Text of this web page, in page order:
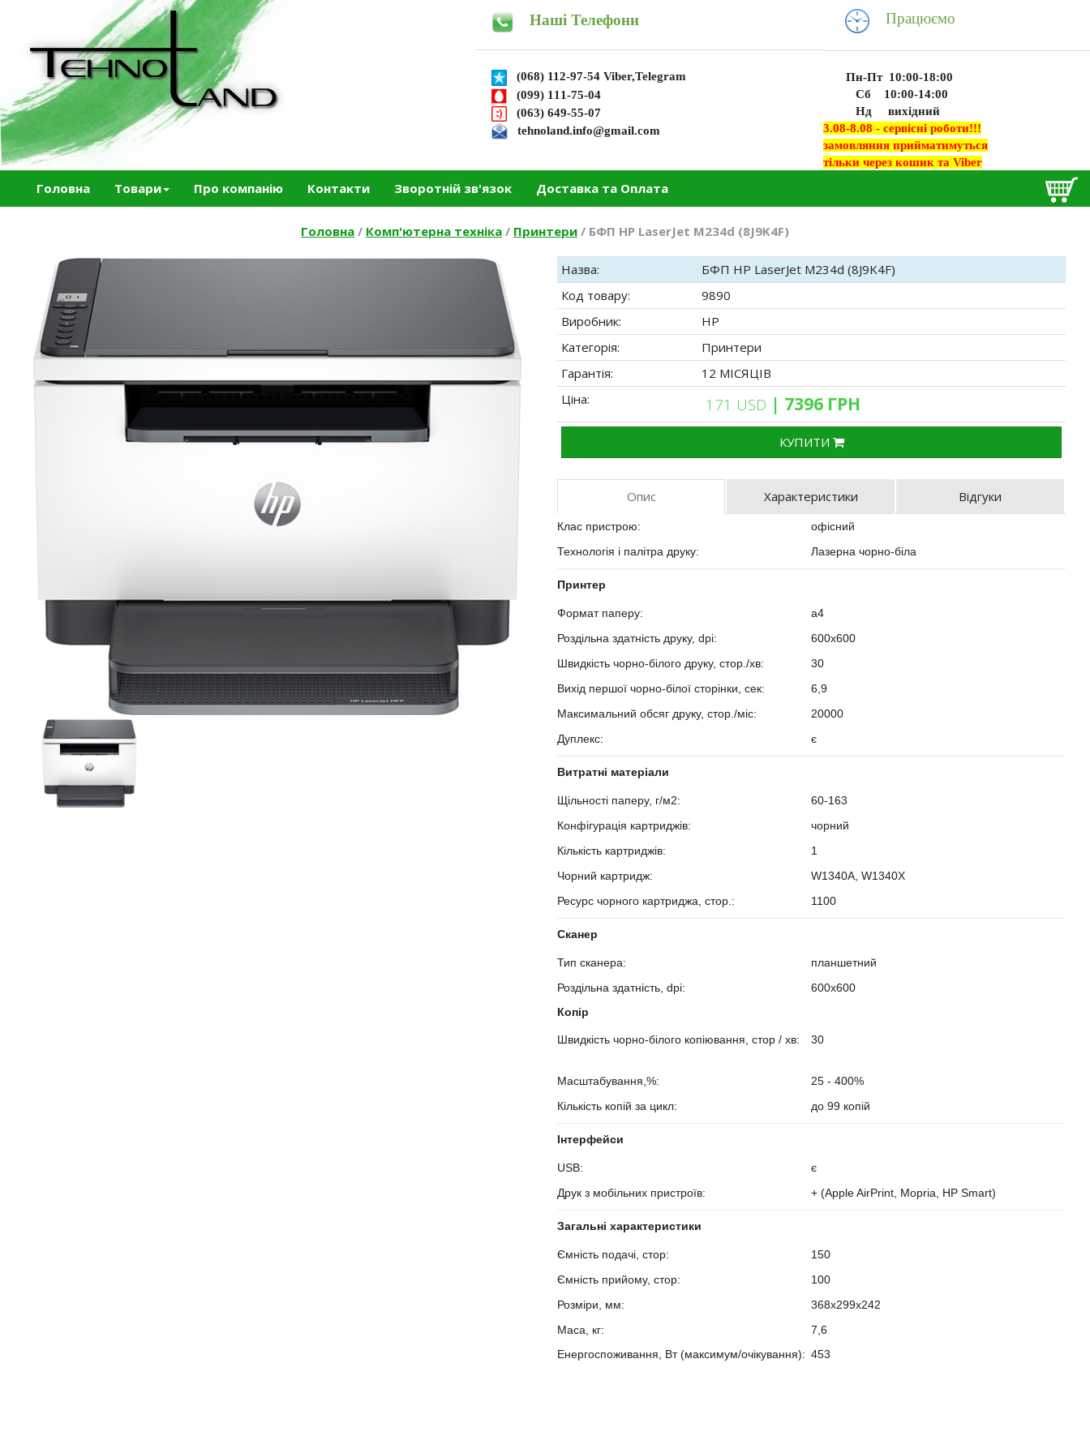
Наші Телефони
(068) 112-97-54 Viber,Telegram
(099) 111-75-04
(063) 649-55-07
tehnoland.info@gmail.com
Працюємо
Пн-Пт 10:00-18:00
Сб 10:00-14:00
Нд вихідний
3.08-8.08 - сервісні роботи!!!
замовляння прийматимуться
тільки через кошик та Viber
Головна Товари Про компанію Контакти Зворотній зв'язок Доставка та Оплата
Головна / Комп'ютерна техніка / Принтери / БФП HP LaserJet M234d (8J9K4F)
Назва:
БФП HP LaserJet M234d (8J9K4F)
Код товару:
9890
Виробник:
HP
Категорія:
Принтери
Гарантія:
12 МІСЯЦІВ
Ціна:
171 USD | 7396 ГРН
КУПИТИ
Опис Характеристики Відгуки
Клас пристрою:
офісний
Технологія і палітра друку:
Лазерна чорно-біла
Принтер
Формат паперу:
a4
Роздільна здатність друку, dpi:
600х600
Швидкість чорно-білого друку, стор./хв:
30
Вихід першої чорно-білої сторінки, сек:
6,9
Максимальний обсяг друку, стор./міс:
20000
Дуплекс:
є
Витратні матеріали
Щільності паперу, г/м2:
60-163
Конфігурація картриджів:
чорний
Кількість картриджів:
1
Чорний картридж:
W1340A, W1340X
Ресурс чорного картриджа, стор.:
1100
Сканер
Тип сканера:
планшетний
Роздільна здатність, dpi:
600х600
Копір
Швидкість чорно-білого копіювання, стор / хв: 30
Масштабування,%:
25 - 400%
Кількість копій за цикл:
до 99 копій
Інтерфейси
USB:
є
Друк з мобільних пристроїв:
+ (Apple AirPrint, Mopria, HP Smart)
Загальні характеристики
Ємність подачі, стор:
150
Ємність прийому, стор:
100
Розміри, мм:
368x299x242
Маса, кг:
7,6
Енергоспоживання, Вт (максимум/очікування): 453